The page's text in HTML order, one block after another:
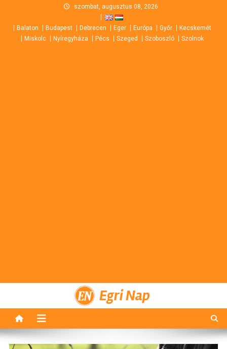
content
szombat, augusztus 08, 2026
Balaton Budapest Debrecen Eger Európa Győr
Kecskemét
Miskolc
Nyíregyháza Pécs Szeged Szoboszló Szolnok
Egri Nap